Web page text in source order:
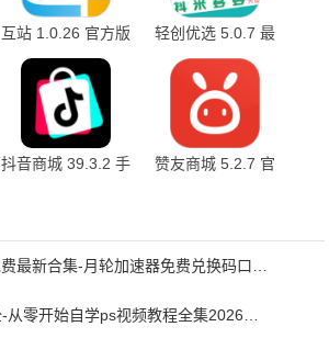
互站 1.0.26 官方版
轻创优选 5.0.7 最
新版
抖音商城 39.3.2 手
赞友商城 5.2.7 官